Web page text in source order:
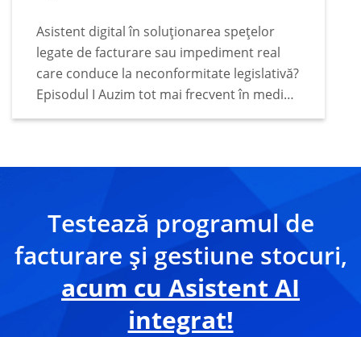
Asistent digital în soluționarea spețelor
legate de facturare sau impediment real
care conduce la neconformitate legislativă?
Episodul I Auzim tot mai frecvent în mediul
de afaceri faptul că tot mai mulți deținători
Testează programul de
facturare și gestiune stocuri,
acum cu Asistent AI
integrat!